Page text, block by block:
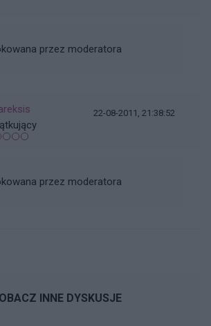
przez moderatora
22-08-2011, 21:38:52
przez moderatora
INNE DYSKUSJE